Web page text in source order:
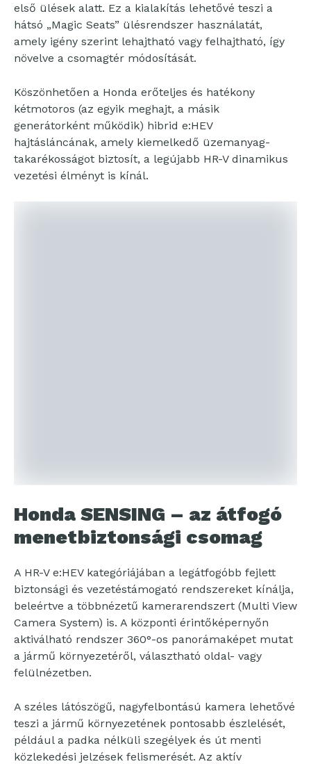
első ülések alatt. Ez a kialakítás lehetővé teszi a
hátsó „Magic Seats” ülésrendszer használatát,
amely igény szerint lehajtható vagy felhajtható, így
növelve a csomagtér módosítását.
Köszönhetően a Honda erőteljes és hatékony
kétmotoros (az egyik meghajt, a másik
generátorként működik) hibrid e:HEV
hajtásláncának, amely kiemelkedő üzemanyag-
takarékosságot biztosít, a legújabb HR-V dinamikus
vezetési élményt is kínál.
Honda SENSING – az átfogó
menetbiztonsági csomag
A HR-V e:HEV kategóriájában a legátfogóbb fejlett
biztonsági és vezetéstámogató rendszereket kínálja,
beleértve a többnézetű kamerarendszert (Multi View
Camera System) is. A központi érintőképernyőn
aktiválható rendszer 360°-os panorámaképet mutat
a jármű környezetéről, választható oldal- vagy
felülnézetben.
A széles látószögű, nagyfelbontású kamera lehetővé
teszi a jármű környezetének pontosabb észlelését,
például a padka nélküli szegélyek és út menti
közlekedési jelzések felismerését. Az aktív